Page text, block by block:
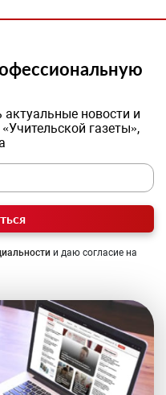
новости и
газеты»,
и даю согласие на